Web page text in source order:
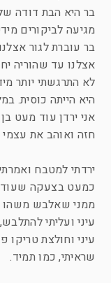
בר היא הבת דודה
מגיעה לביקורים
בר עוברת לגור
אצלנו עד שהוריה
לא התרגשתי יותר
היא הייתה כוסית.
חזה ואוהב את עצמי
ירדתי למטבח
כמעט בצעקה שעוד
ממני שאלבש משהו
עיני ועליתי
עיני וחולצת
שראיתי, כמו תמיד.